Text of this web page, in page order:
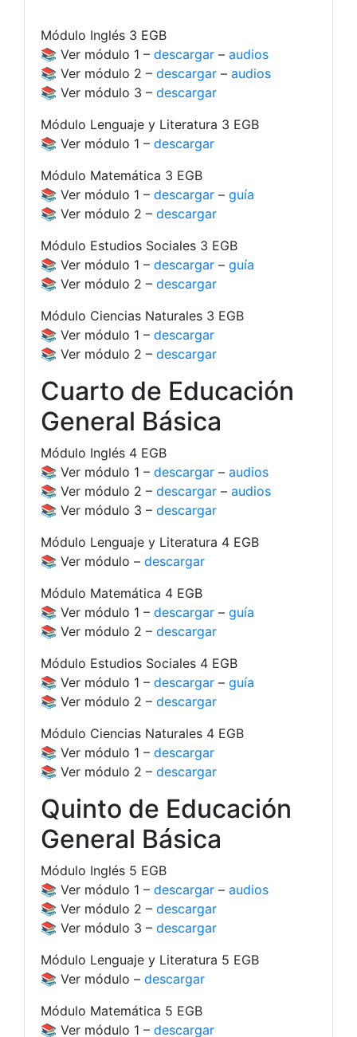
Módulo Inglés 3 EGB
📚 Ver módulo 1 – descargar – audios
📚 Ver módulo 2 – descargar – audios
📚 Ver módulo 3 – descargar
Módulo Lenguaje y Literatura 3 EGB
📚 Ver módulo 1 – descargar
Módulo Matemática 3 EGB
📚 Ver módulo 1 – descargar – guía
📚 Ver módulo 2 – descargar
Módulo Estudios Sociales 3 EGB
📚 Ver módulo 1 – descargar – guía
📚 Ver módulo 2 – descargar
Módulo Ciencias Naturales 3 EGB
📚 Ver módulo 1 – descargar
📚 Ver módulo 2 – descargar
Cuarto de Educación
General Básica
Módulo Inglés 4 EGB
📚 Ver módulo 1 – descargar – audios
📚 Ver módulo 2 – descargar – audios
📚 Ver módulo 3 – descargar
Módulo Lenguaje y Literatura 4 EGB
📚 Ver módulo – descargar
Módulo Matemática 4 EGB
📚 Ver módulo 1 – descargar – guía
📚 Ver módulo 2 – descargar
Módulo Estudios Sociales 4 EGB
📚 Ver módulo 1 – descargar – guía
📚 Ver módulo 2 – descargar
Módulo Ciencias Naturales 4 EGB
📚 Ver módulo 1 – descargar
📚 Ver módulo 2 – descargar
Quinto de Educación
General Básica
Módulo Inglés 5 EGB
📚 Ver módulo 1 – descargar – audios
📚 Ver módulo 2 – descargar
📚 Ver módulo 3 – descargar
Módulo Lenguaje y Literatura 5 EGB
📚 Ver módulo – descargar
Módulo Matemática 5 EGB
📚 Ver módulo 1 – descargar